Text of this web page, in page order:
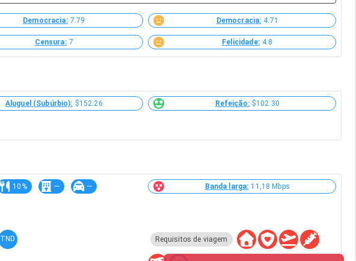
Democracia: 7.79 Democracia: 4.71
Censura: 7 Felicidade: 4.8
Aluguel (Subúrbio): $152.26 Refeição: $102.30
10% — — Banda larga: 11,18 Mbps
TND Requisitos de viagem